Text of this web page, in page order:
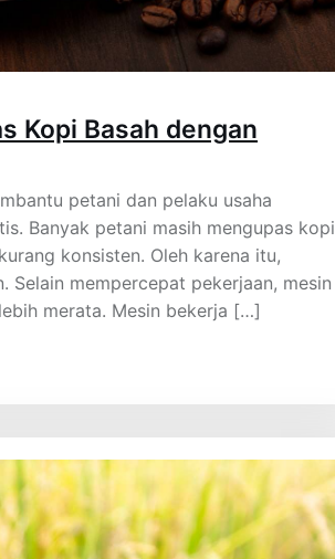
Kopi Basah dengan
petani dan pelaku usaha
Banyak petani masih mengupas kopi
konsisten. Oleh karena itu,
Selain mempercepat pekerjaan, mesin
merata. Mesin bekerja […]